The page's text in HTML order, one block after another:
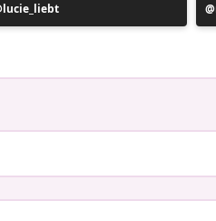
Beitrag
veröffentlicht
lucie_liebt